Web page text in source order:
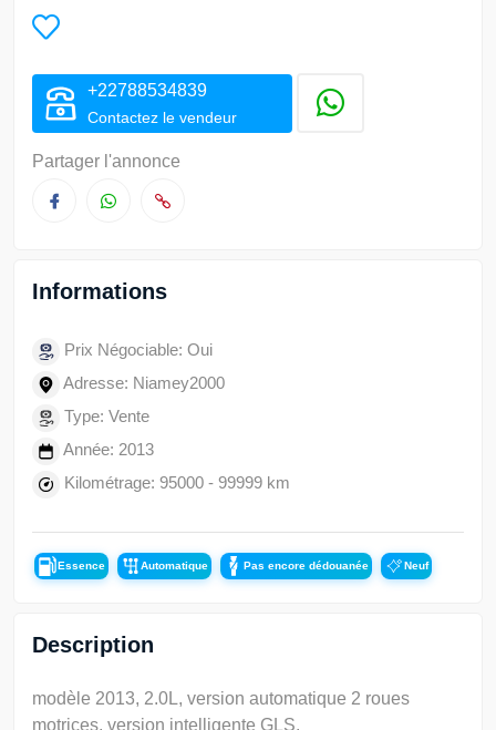
+22788534839
Contactez le vendeur
Partager l'annonce
Informations
Prix Négociable: Oui
Adresse: Niamey2000
Type: Vente
Année: 2013
Kilométrage: 95000 - 99999 km
Essence Automatique Pas encore dédouanée Neuf
Description
modèle 2013, 2.0L, version automatique 2 roues
motrices, version intelligente GLS,